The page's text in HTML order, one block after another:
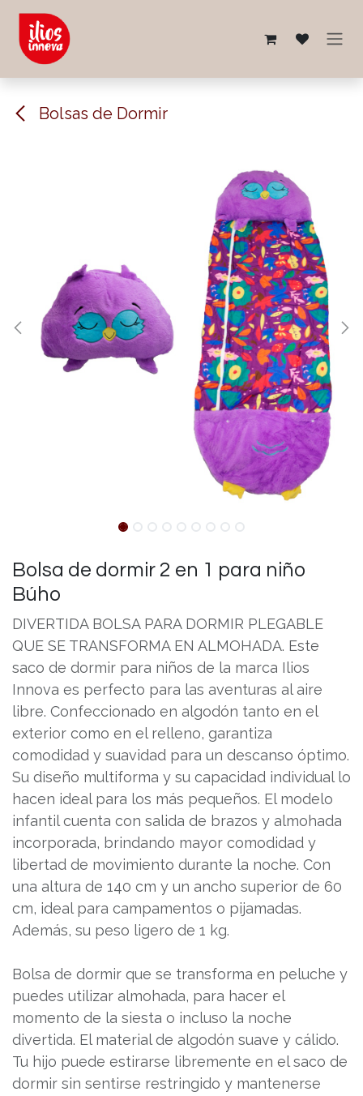
Ir al contenido
Bolsas de Dormir
Bolsa de dormir 2 en 1 para niño
Búho
DIVERTIDA BOLSA PARA DORMIR PLEGABLE
QUE SE TRANSFORMA EN ALMOHADA. Este
saco de dormir para niños de la marca Ilios
Innova es perfecto para las aventuras al aire
libre. Confeccionado en algodón tanto en el
exterior como en el relleno, garantiza
comodidad y suavidad para un descanso óptimo.
Su diseño multiforma y su capacidad individual lo
hacen ideal para los más pequeños. El modelo
infantil cuenta con salida de brazos y almohada
incorporada, brindando mayor comodidad y
libertad de movimiento durante la noche. Con
una altura de 140 cm y un ancho superior de 60
cm, ideal para campamentos o pijamadas.
Además, su peso ligero de 1 kg.
Bolsa de dormir que se transforma en peluche y
puedes utilizar almohada, para hacer el
momento de la siesta o incluso la noche
divertida. El material de algodón suave y cálido.
Tu hijo puede estirarse libremente en el saco de
dormir sin sentirse restringido y mantenerse